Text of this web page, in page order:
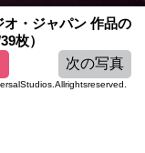
オ・ジャパン 作品の
枚）
次の写真